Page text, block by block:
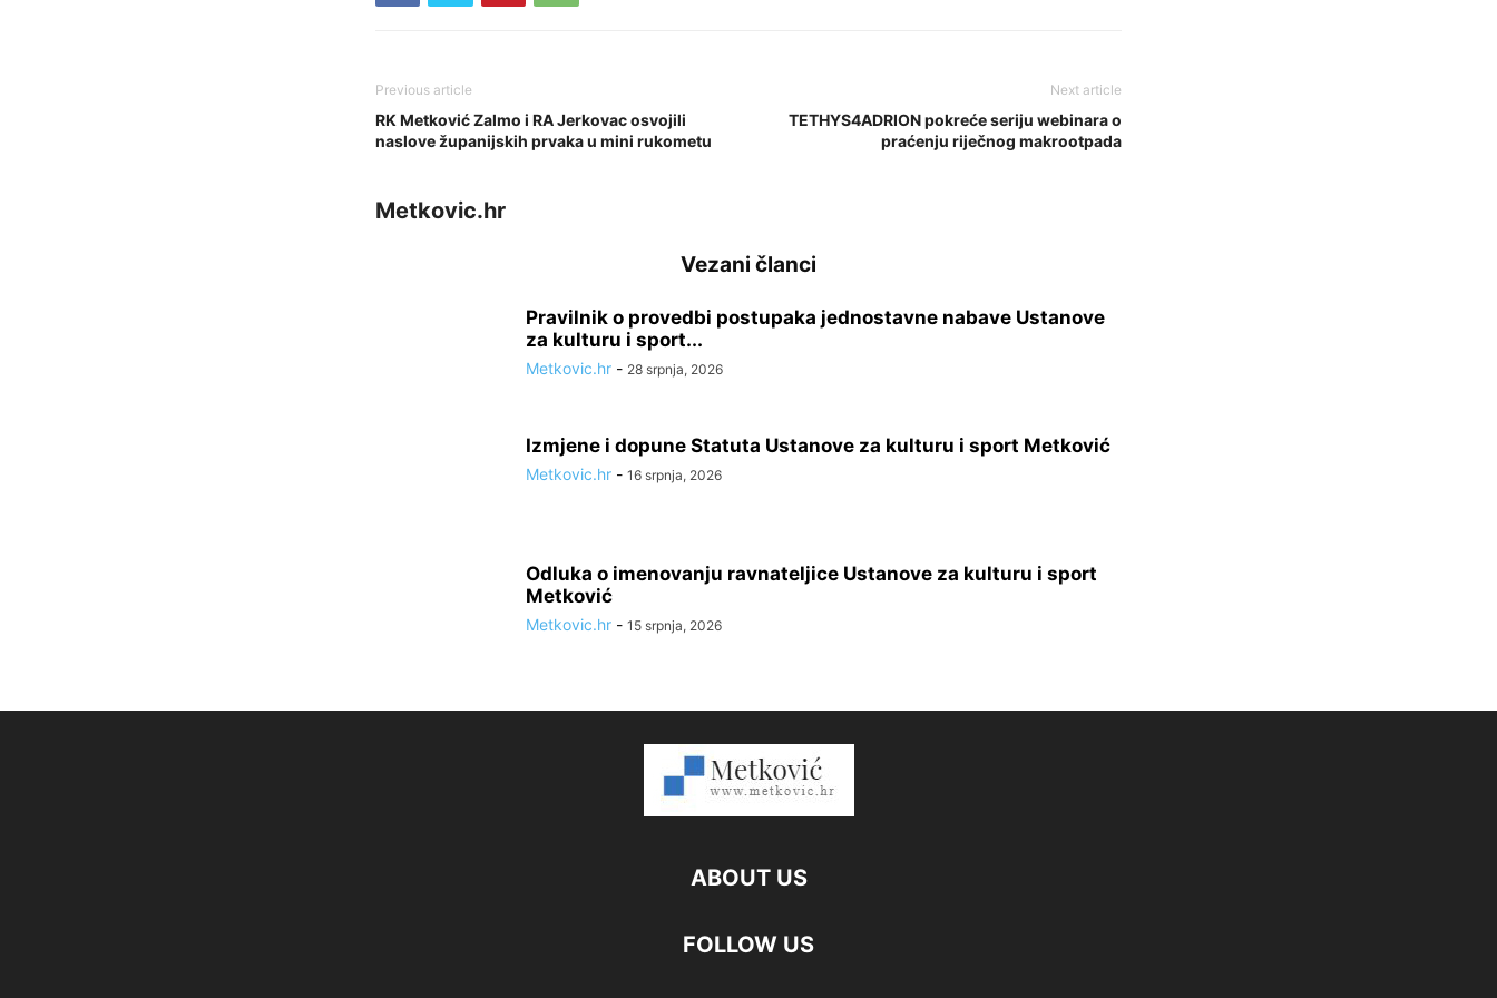
Previous article
RK Metković Zalmo i RA Jerkovac osvojili
naslove županijskih prvaka u mini rukometu
Next article
TETHYS4ADRION pokreće seriju webinara o
praćenju riječnog makrootpada
Metkovic.hr
Vezani članci
Pravilnik o provedbi postupaka jednostavne nabave Ustanove
za kulturu i sport...
Metkovic.hr - 28 srpnja, 2026
Izmjene i dopune Statuta Ustanove za kulturu i sport Metković
Metkovic.hr - 16 srpnja, 2026
Odluka o imenovanju ravnateljice Ustanove za kulturu i sport
Metković
Metkovic.hr - 15 srpnja, 2026
ABOUT US
FOLLOW US